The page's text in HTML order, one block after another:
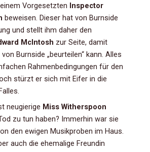
Vorgesetzten Inspector
beweisen. Dieser hat von Burnside
und stellt ihm daher den
McIntosh zur Seite, damit
Burnside „beurteilen“ kann. Alles
Rahmenbedingungen für den
stürzt er sich mit Eifer in die
neugierige Miss Witherspoon
zu tun haben? Immerhin war sie
den ewigen Musikproben im Haus.
auch die ehemalige Freundin